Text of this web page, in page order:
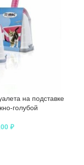
на подставке
голубой
₽